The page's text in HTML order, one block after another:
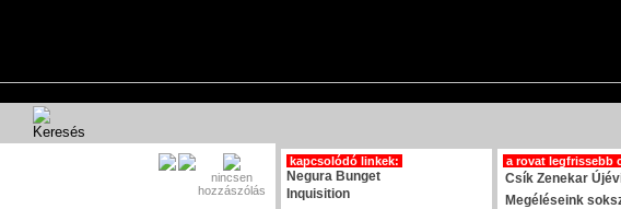
nincsen
hozzászólás
kapcsolódó linkek:
Negura Bunget
Inquisition
a rovat legfrissebb
Csík Zenekar
Megéléseink